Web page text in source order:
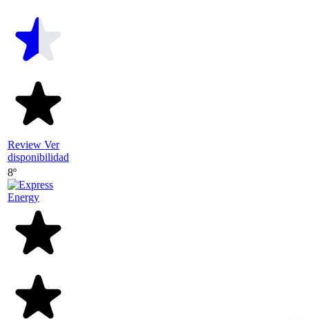
Review Ver
disponibilidad
8º